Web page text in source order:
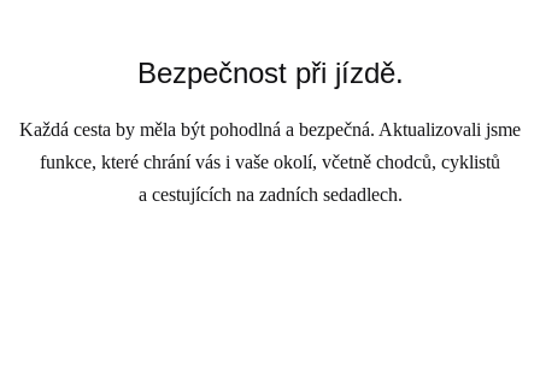
Bezpečnost při jízdě.
Každá cesta by měla být pohodlná a bezpečná. Aktualizovali jsme
funkce, které chrání vás i vaše okolí, včetně chodců, cyklistů
a cestujících na zadních sedadlech.